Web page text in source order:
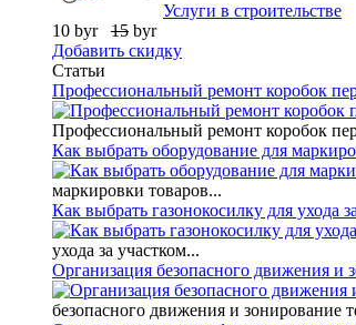
Услуги в строительстве
10 byr
15 byr
Добавить скидку
Статьи
Профессиональный ремонт коробок
Профессиональный ремонт коробок
Как выбрать оборудование для
маркировки товаров...
Как выбрать газонокосилку для ухода
ухода за участком...
Организация безопасного движения и
безопасного движения и зонирование